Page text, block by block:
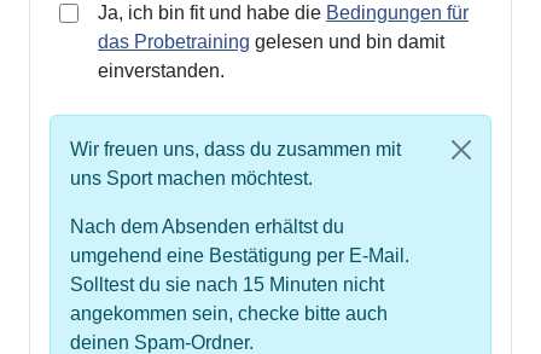
Ja, ich bin fit und habe die Bedingungen für
das Probetraining gelesen und bin damit
einverstanden.
Wir freuen uns, dass du zusammen mit
uns Sport machen möchtest.
Nach dem Absenden erhältst du
umgehend eine Bestätigung per E-Mail.
Solltest du sie nach 15 Minuten nicht
angekommen sein, checke bitte auch
deinen Spam-Ordner.